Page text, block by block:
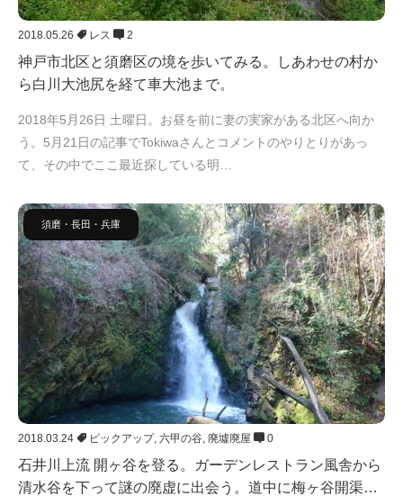
2018.05.26 レス 2
神戸市北区と須磨区の境を歩いてみる。しあわせの村か
ら白川大池尻を経て車大池まで。
2018年5月26日 土曜日。お昼を前に妻の実家がある北区へ向か
う。5月21日の記事でTokiwaさんとコメントのやりとりがあっ
て、その中でここ最近探している明…
須磨・長田・兵庫
2018.03.24 ピックアップ, 六甲の谷, 廃墟廃屋 0
石井川上流 開ヶ谷を登る。ガーデンレストラン風舎から
清水谷を下って謎の廃虚に出会う。道中に梅ヶ谷開渠…